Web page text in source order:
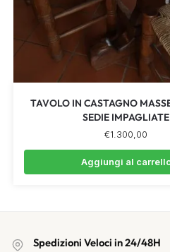
TAVOLO IN CASTAGNO
SEDIE IMPAGLIATE
€1.300,00
Aggiungi al
Spedizioni Veloci in 24/48H